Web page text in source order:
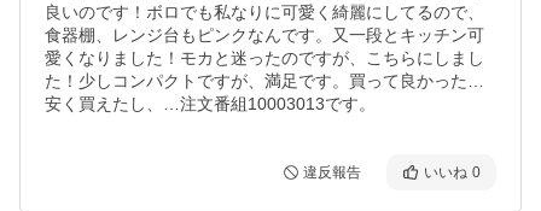
良いのです！ボロでも私なりに可愛く綺麗にしてるので、
食器棚、レンジ台もピンクなんです。又一段とキッチン可
愛くなりました！モカと迷ったのですが、こちらにしまし
た！少しコンパクトですが、満足です。買って良かった…
安く買えたし、…注文番組10003013です。
違反報告 いいね 0